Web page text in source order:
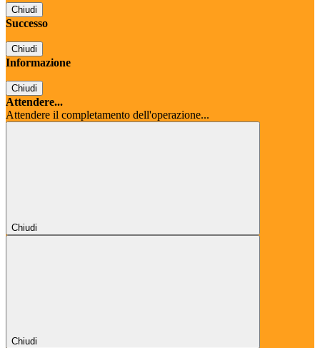
Chiudi
Successo
Chiudi
Informazione
Chiudi
Attendere...
Attendere il completamento dell'operazione...
Chiudi
Chiudi